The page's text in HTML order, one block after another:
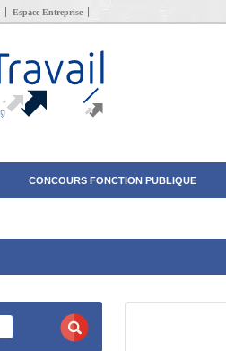
Espace Entreprise
CONCOURS FONCTION PUBLIQUE